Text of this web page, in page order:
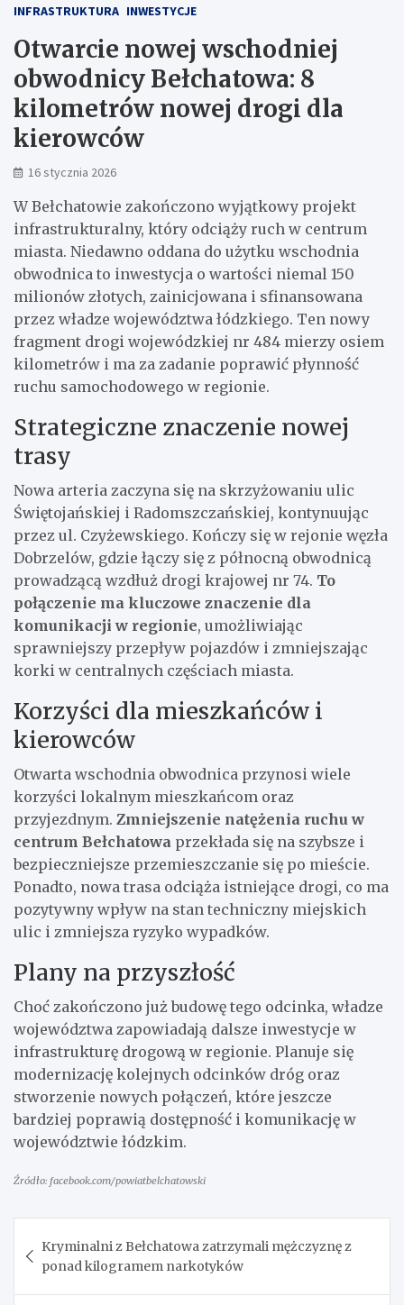
INFRASTRUKTURA INWESTYCJE
Otwarcie nowej wschodniej
obwodnicy Bełchatowa: 8
kilometrów nowej drogi dla
kierowców
16 stycznia 2026
W Bełchatowie zakończono wyjątkowy projekt
infrastrukturalny, który odciąży ruch w centrum
miasta. Niedawno oddana do użytku wschodnia
obwodnica to inwestycja o wartości niemal 150
milionów złotych, zainicjowana i sfinansowana
przez władze województwa łódzkiego. Ten nowy
fragment drogi wojewódzkiej nr 484 mierzy osiem
kilometrów i ma za zadanie poprawić płynność
ruchu samochodowego w regionie.
Strategiczne znaczenie nowej
trasy
Nowa arteria zaczyna się na skrzyżowaniu ulic
Świętojańskiej i Radomszczańskiej, kontynuując
przez ul. Czyżewskiego. Kończy się w rejonie węzła
Dobrzelów, gdzie łączy się z północną obwodnicą
prowadzącą wzdłuż drogi krajowej nr 74. To
połączenie ma kluczowe znaczenie dla
komunikacji w regionie, umożliwiając
sprawniejszy przepływ pojazdów i zmniejszając
korki w centralnych częściach miasta.
Korzyści dla mieszkańców i
kierowców
Otwarta wschodnia obwodnica przynosi wiele
korzyści lokalnym mieszkańcom oraz
przyjezdnym. Zmniejszenie natężenia ruchu w
centrum Bełchatowa przekłada się na szybsze i
bezpieczniejsze przemieszczanie się po mieście.
Ponadto, nowa trasa odciąża istniejące drogi, co ma
pozytywny wpływ na stan techniczny miejskich
ulic i zmniejsza ryzyko wypadków.
Plany na przyszłość
Choć zakończono już budowę tego odcinka, władze
województwa zapowiadają dalsze inwestycje w
infrastrukturę drogową w regionie. Planuje się
modernizację kolejnych odcinków dróg oraz
stworzenie nowych połączeń, które jeszcze
bardziej poprawią dostępność i komunikację w
województwie łódzkim.
Źródło: facebook.com/powiatbelchatowski
wpisu
Kryminalni z Bełchatowa zatrzymali mężczyznę z
ponad kilogramem narkotyków